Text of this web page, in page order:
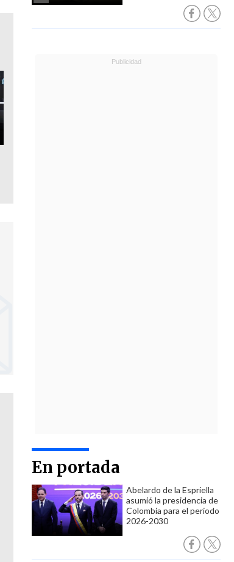
En portada
Abelardo de la Espriella
asumió la presidencia de
Colombia para el periodo
2026-2030